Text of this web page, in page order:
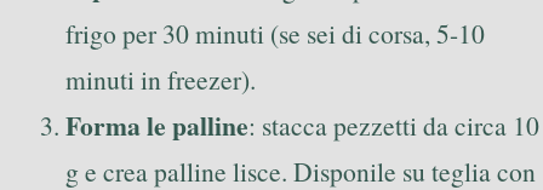
frigo per 30 minuti (se sei di corsa, 5-10
minuti in freezer).
Forma le palline: stacca pezzetti da circa 10
g e crea palline lisce. Disponile su teglia con